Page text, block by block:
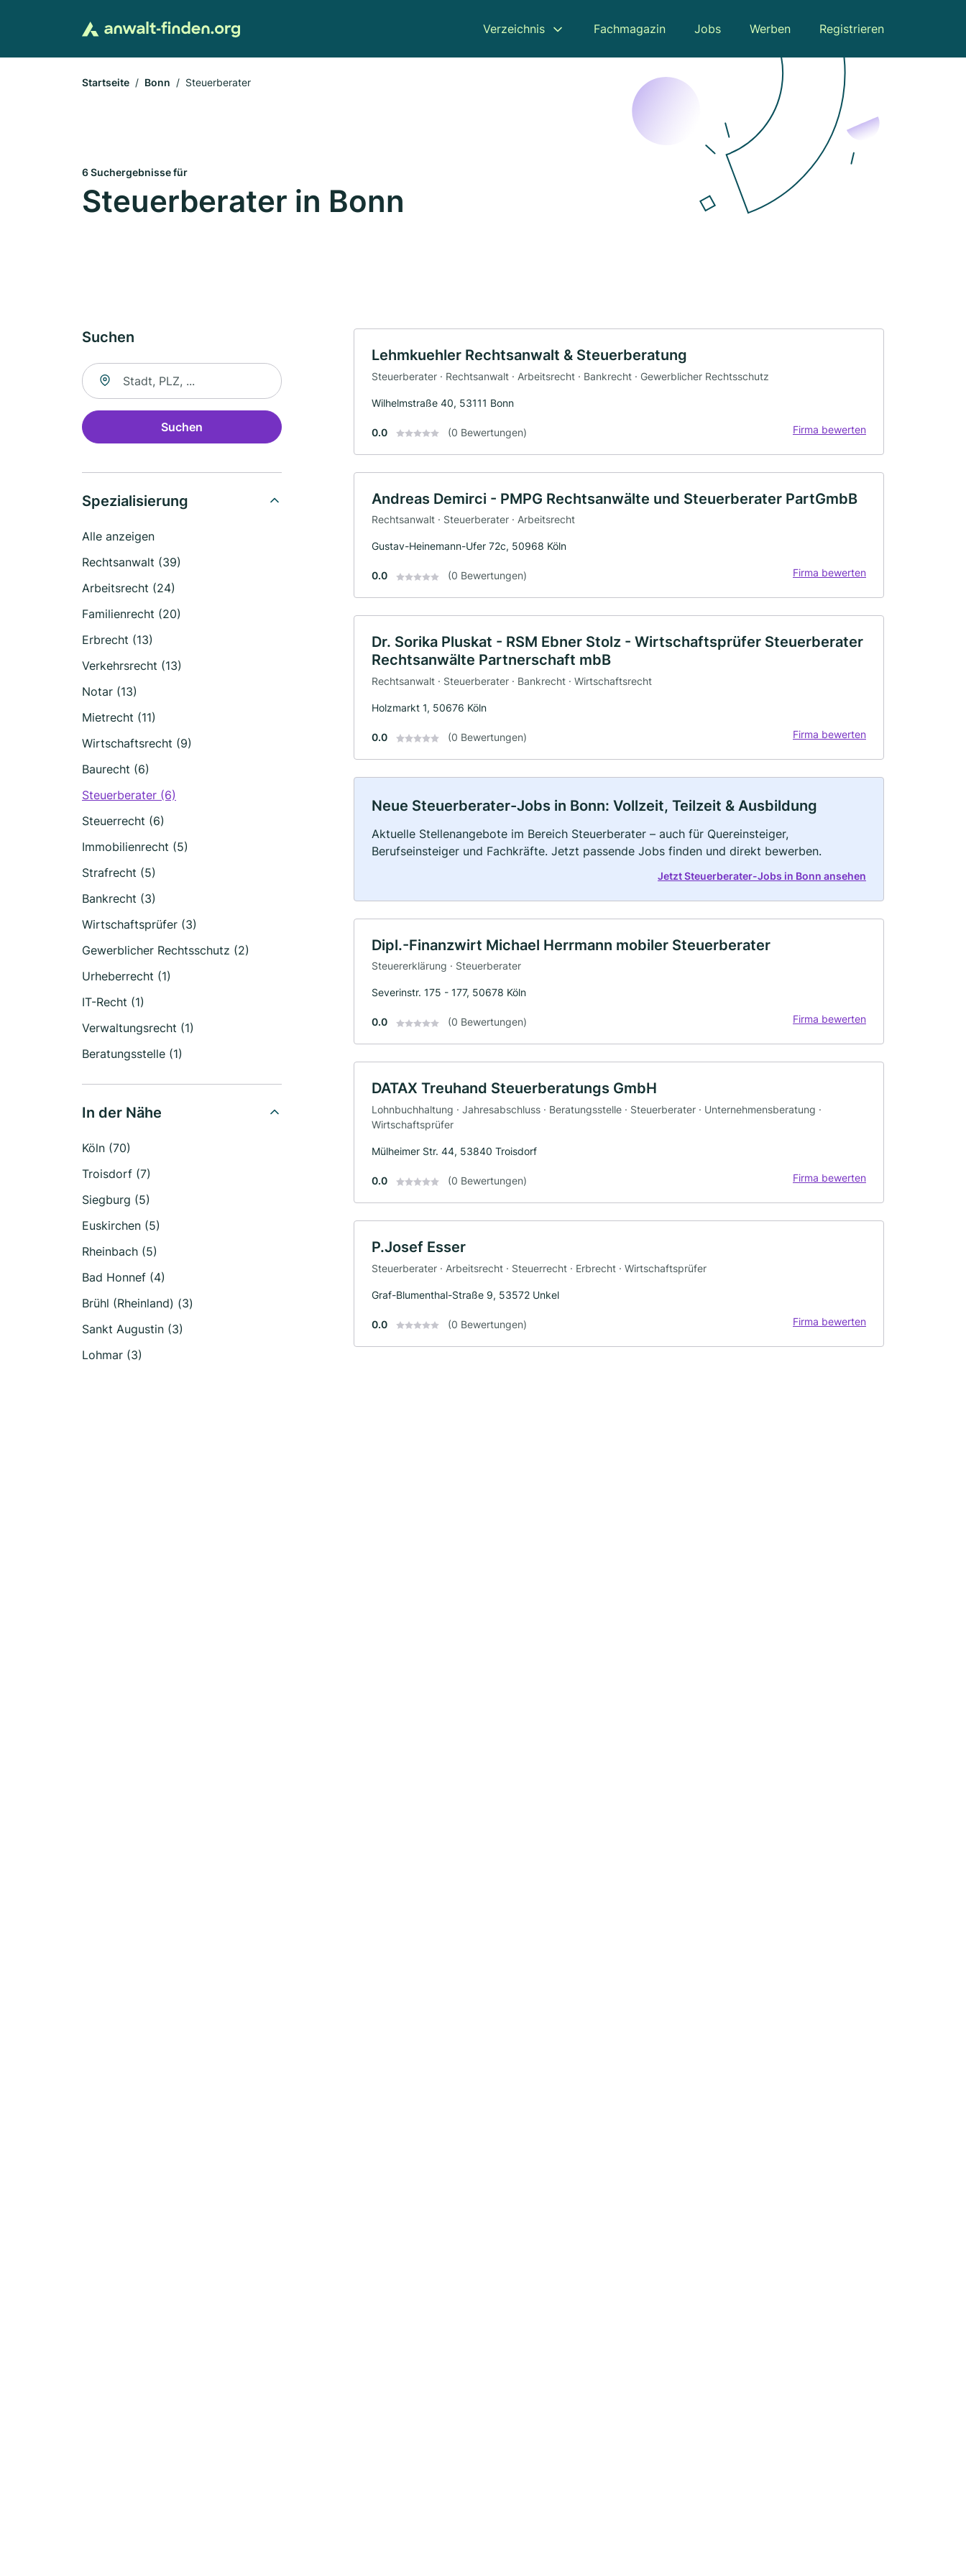
Verzeichnis Fachmagazin Jobs Werben Registrieren
Startseite Bonn Steuerberater
6 Suchergebnisse für
Steuerberater in Bonn
Suchen
Suche nach Ort
Suchen
Spezialisierung
Alle anzeigen
Rechtsanwalt (39)
Arbeitsrecht (24)
Familienrecht (20)
Erbrecht (13)
Verkehrsrecht (13)
Notar (13)
Mietrecht (11)
Wirtschaftsrecht (9)
Baurecht (6)
Steuerberater (6)
Steuerrecht (6)
Immobilienrecht (5)
Strafrecht (5)
Bankrecht (3)
Wirtschaftsprüfer (3)
Gewerblicher Rechtsschutz (2)
Urheberrecht (1)
IT-Recht (1)
Verwaltungsrecht (1)
Beratungsstelle (1)
In der Nähe
Köln (70)
Troisdorf (7)
Siegburg (5)
Euskirchen (5)
Rheinbach (5)
Bad Honnef (4)
Brühl (Rheinland) (3)
Sankt Augustin (3)
Lohmar (3)
Lehmkuehler Rechtsanwalt & Steuerberatung
Steuerberater · Rechtsanwalt · Arbeitsrecht · Bankrecht · Gewerblicher Rechtsschutz
Wilhelmstraße 40, 53111 Bonn
0.0 (0 Bewertungen) Firma bewerten
Andreas Demirci - PMPG Rechtsanwälte und Steuerberater PartGmbB
Rechtsanwalt · Steuerberater · Arbeitsrecht
Gustav-Heinemann-Ufer 72c, 50968 Köln
0.0 (0 Bewertungen) Firma bewerten
Dr. Sorika Pluskat - RSM Ebner Stolz - Wirtschaftsprüfer Steuerberater
Rechtsanwälte Partnerschaft mbB
Rechtsanwalt · Steuerberater · Bankrecht · Wirtschaftsrecht
Holzmarkt 1, 50676 Köln
0.0 (0 Bewertungen) Firma bewerten
Neue Steuerberater-Jobs in Bonn: Vollzeit, Teilzeit & Ausbildung
Aktuelle Stellenangebote im Bereich Steuerberater – auch für Quereinsteiger,
Berufseinsteiger und Fachkräfte. Jetzt passende Jobs finden und direkt bewerben.
Jetzt Steuerberater-Jobs in Bonn ansehen
Dipl.-Finanzwirt Michael Herrmann mobiler Steuerberater
Steuererklärung · Steuerberater
Severinstr. 175 - 177, 50678 Köln
0.0 (0 Bewertungen) Firma bewerten
DATAX Treuhand Steuerberatungs GmbH
Lohnbuchhaltung · Jahresabschluss · Beratungsstelle · Steuerberater · Unternehmensberatung ·
Wirtschaftsprüfer
Mülheimer Str. 44, 53840 Troisdorf
0.0 (0 Bewertungen) Firma bewerten
P.Josef Esser
Steuerberater · Arbeitsrecht · Steuerrecht · Erbrecht · Wirtschaftsprüfer
Graf-Blumenthal-Straße 9, 53572 Unkel
0.0 (0 Bewertungen) Firma bewerten